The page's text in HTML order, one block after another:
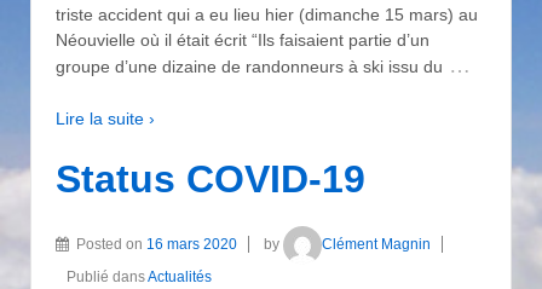
triste accident qui a eu lieu hier (dimanche 15 mars) au
Néouvielle où il était écrit “Ils faisaient partie d’un
groupe d’une dizaine de randonneurs à ski issu du …
Lire la suite ›
Status COVID-19
Posted on 16 mars 2020 by
Clément Magnin
Publié dansActualités